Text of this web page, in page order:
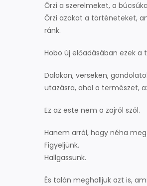
Őrzi a szerelmeket, a
Őrzi azokat a történeteket,
ránk.
Hobo új előadásában ezek a
Dalokon, verseken,
utazásra, ahol a természet,
Ez az este nem a zajról szól.
Hanem arról, hogy néha
Figyeljünk.
Hallgassunk.
És talán meghalljuk azt is,